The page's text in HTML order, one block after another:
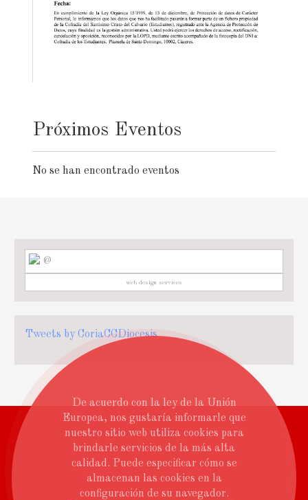
De acuerdo con la ley de la Unión
Europea, nos gustaría informarle que
nuestro sitio web utiliza cookies para
brindarle servicios de la más alta
calidad. Puede especificar cómo se
almacenan las cookies en la
configuración de su navegador.
Próximos Eventos
No se han encontrado eventos
@
web design services
Tweets by CoriaCCDiocesis